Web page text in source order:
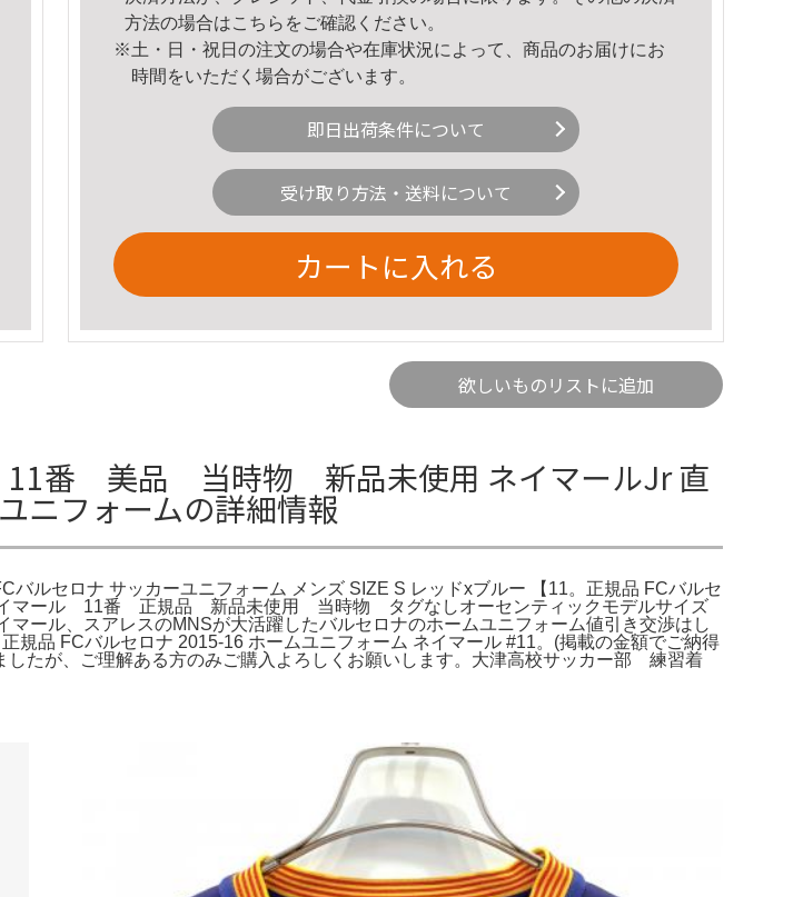
方法の場合はこちら をご確認ください。
※土・日・祝日の注文の場合や在庫状況によって、商品のお届けにお
時間をいただく場合がございます。
即日出荷条件について
受け取り方法・送料について
カートに入れる
欲しいものリストに追加
番 美品 当時物 新品未使用 ネイマールJr 直
ニフォームの詳細情報
ルセロナ サッカーユニフォーム メンズ SIZE S レッドxブルー 【11。正規品 FCバルセ
イマール 11番 正規品 新品未使用 当時物 タグなしオーセンティックモデルサイズ
ール、スアレスのMNSが大活躍したバルセロナのホームユニフォーム値引き交渉はし
規品 FCバルセロナ 2015-16 ホームユニフォーム ネイマール #11。(掲載の金額でご納得
したが、ご理解ある方のみご購入よろしくお願いします。大津高校サッカー部 練習着